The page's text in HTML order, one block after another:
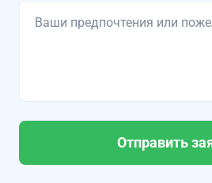
Отправить